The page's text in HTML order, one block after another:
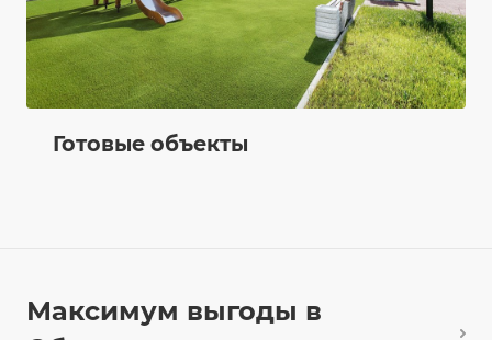
Готовые объекты
Максимум выгоды в